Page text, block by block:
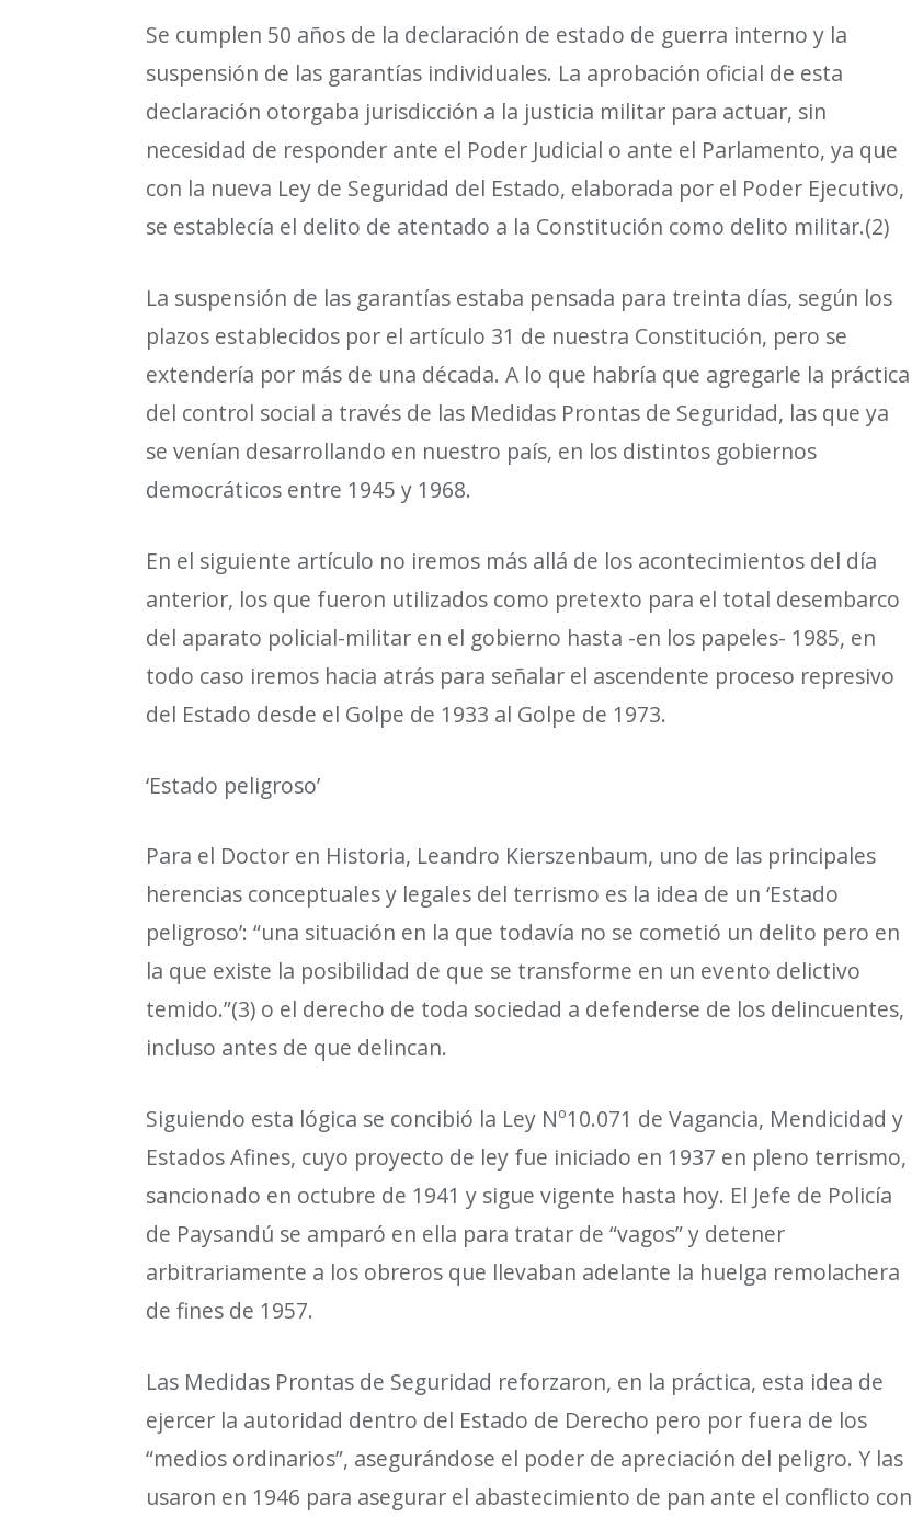
Se cumplen 50 años de la declaración de estado de guerra interno y la
suspensión de las garantías individuales. La aprobación oficial de esta
declaración otorgaba jurisdicción a la justicia militar para actuar, sin
necesidad de responder ante el Poder Judicial o ante el Parlamento, ya que
con la nueva Ley de Seguridad del Estado, elaborada por el Poder Ejecutivo,
se establecía el delito de atentado a la Constitución como delito militar.(2)
La suspensión de las garantías estaba pensada para treinta días, según los
plazos establecidos por el artículo 31 de nuestra Constitución, pero se
extendería por más de una década. A lo que habría que agregarle la práctica
del control social a través de las Medidas Prontas de Seguridad, las que ya
se venían desarrollando en nuestro país, en los distintos gobiernos
democráticos entre 1945 y 1968.
En el siguiente artículo no iremos más allá de los acontecimientos del día
anterior, los que fueron utilizados como pretexto para el total desembarco
del aparato policial-militar en el gobierno hasta -en los papeles- 1985, en
todo caso iremos hacia atrás para señalar el ascendente proceso represivo
del Estado desde el Golpe de 1933 al Golpe de 1973.
‘Estado peligroso’
Para el Doctor en Historia, Leandro Kierszenbaum, uno de las principales
herencias conceptuales y legales del terrismo es la idea de un ‘Estado
peligroso’: “una situación en la que todavía no se cometió un delito pero en
la que existe la posibilidad de que se transforme en un evento delictivo
temido.”(3) o el derecho de toda sociedad a defenderse de los delincuentes,
incluso antes de que delincan.
Siguiendo esta lógica se concibió la Ley Nº10.071 de Vagancia, Mendicidad y
Estados Afines, cuyo proyecto de ley fue iniciado en 1937 en pleno terrismo,
sancionado en octubre de 1941 y sigue vigente hasta hoy. El Jefe de Policía
de Paysandú se amparó en ella para tratar de “vagos”y detener
arbitrariamente a los obreros que llevaban adelante la huelga remolachera
de fines de 1957.
Las Medidas Prontas de Seguridad reforzaron, en la práctica, esta idea de
ejercer la autoridad dentro del Estado de Derecho pero por fuera de los
“medios ordinarios”, asegurándose el poder de apreciación del peligro. Y las
usaron en 1946 para asegurar el abastecimiento de pan ante el conflicto con